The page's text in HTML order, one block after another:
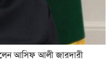
হলেন আসিফ আলী জারদারী